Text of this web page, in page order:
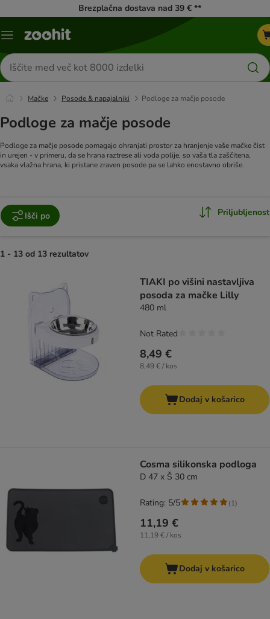
Brezplačna dostava nad 39 € **
Meni
Iskanje
izdelkov
Mačke Posode & napajalniki Podloge za mačje posode
Podloge za mačje posode
Podloge za mačje posode pomagajo ohranjati prostor za hranjenje vaše mačke čist
in urejen - v primeru, da se hrana raztrese ali voda polije, so vaša tla zaščitena,
vsaka vlažna hrana, ki pristane zraven posode pa se lahko enostavno obriše.
Išči po Priljubljenost
1 - 13 od 13 rezultatov
TIAKI po višini nastavljiva
posoda za mačke Lilly
480 ml
8,49 €
8,49 € / kos
Not Rated
Dodaj v košarico
Cosma silikonska podloga
D 47 x Š 30 cm
11,19 €
11,19 € / kos
Rating: 5/5 (1)
Dodaj v košarico